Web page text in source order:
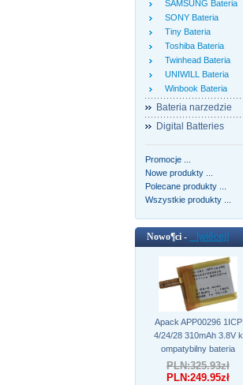
SAMSUNG Bateria
SONY Bateria
Tiny Bateria
Toshiba Bateria
Twinhead Bateria
UNIWILL Bateria
Winbook Bateria
Bateria narzedzie
Digital Batteries
Promocje ...
Nowe produkty ...
Polecane produkty ...
Wszystkie produkty ...
Nowo¶ci - [wiêcej]
Apack APP00296 1ICP
4/24/28 310mAh 3.8V k
ompatybilny bateria
PLN:325.93zł
PLN:249.95zł